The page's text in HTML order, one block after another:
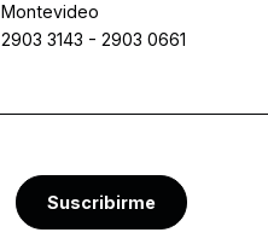
Montevideo
2903 3143 - 2903 0661
Suscribirme